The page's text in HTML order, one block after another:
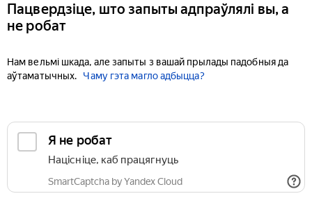
Пацвердзіце, што запыты адпраўлялі вы, а
не робат
Нам вельмі шкада, але запыты з вашай прылады падобныя да
аўтаматычных.
Чаму гэта магло адбыцца?
Я не робат
Націсніце, каб працягнуць
SmartCaptcha by Yandex Cloud